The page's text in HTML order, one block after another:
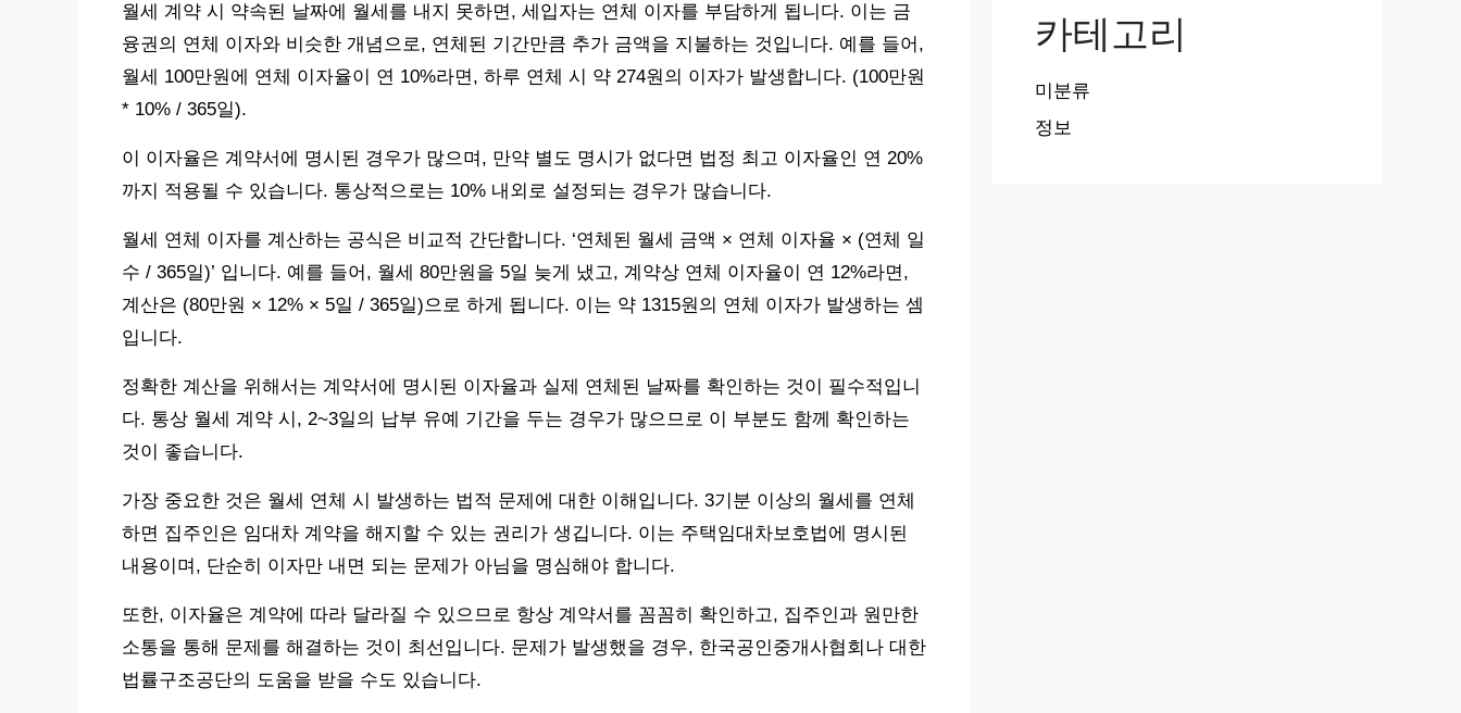
월세 계약 시 약속된 날짜에 월세를 내지 못하면, 세입자는 연체 이자를 부담하게 됩니다. 이는 금
융권의 연체 이자와 비슷한 개념으로, 연체된 기간만큼 추가 금액을 지불하는 것입니다. 예를 들어,
월세 100만원에 연체 이자율이 연 10%라면, 하루 연체 시 약 274원의 이자가 발생합니다. (100만원
* 10% / 365일).
이 이자율은 계약서에 명시된 경우가 많으며, 만약 별도 명시가 없다면 법정 최고 이자율인 연 20%
까지 적용될 수 있습니다. 통상적으로는 10% 내외로 설정되는 경우가 많습니다.
월세 연체 이자를 계산하는 공식은 비교적 간단합니다. ‘연체된 월세 금액 × 연체 이자율 × (연체 일
수 / 365일)’ 입니다. 예를 들어, 월세 80만원을 5일 늦게 냈고, 계약상 연체 이자율이 연 12%라면,
계산은 (80만원 × 12% × 5일 / 365일)으로 하게 됩니다. 이는 약 1315원의 연체 이자가 발생하는 셈
입니다.
정확한 계산을 위해서는 계약서에 명시된 이자율과 실제 연체된 날짜를 확인하는 것이 필수적입니
다. 통상 월세 계약 시, 2~3일의 납부 유예 기간을 두는 경우가 많으므로 이 부분도 함께 확인하는
것이 좋습니다.
가장 중요한 것은 월세 연체 시 발생하는 법적 문제에 대한 이해입니다. 3기분 이상의 월세를 연체
하면 집주인은 임대차 계약을 해지할 수 있는 권리가 생깁니다. 이는 주택임대차보호법에 명시된
내용이며, 단순히 이자만 내면 되는 문제가 아님을 명심해야 합니다.
또한, 이자율은 계약에 따라 달라질 수 있으므로 항상 계약서를 꼼꼼히 확인하고, 집주인과 원만한
소통을 통해 문제를 해결하는 것이 최선입니다. 문제가 발생했을 경우, 한국공인중개사협회나 대한
법률구조공단의 도움을 받을 수도 있습니다.
카테고리
미분류
정보